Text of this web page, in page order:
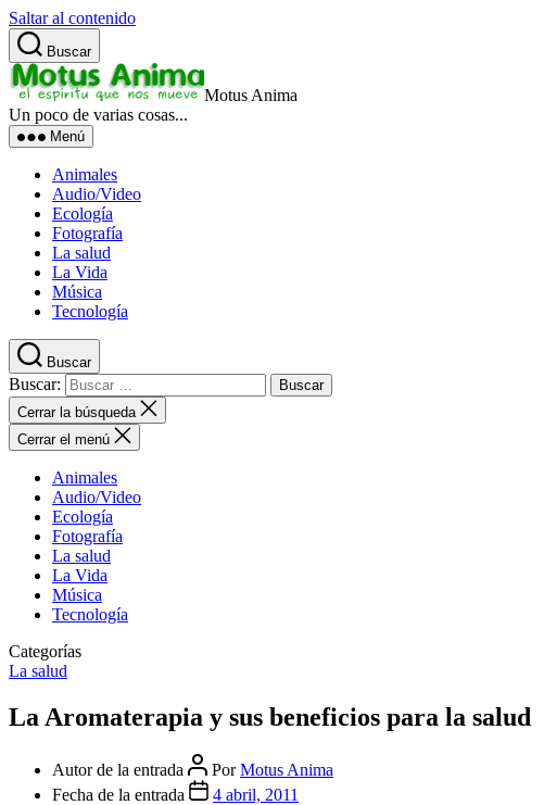
Saltar al contenido
Buscar
Motus Anima
Un poco de varias cosas...
Menú
Animales
Audio/Video
Ecología
Fotografía
La salud
La Vida
Música
Tecnología
Buscar
Buscar:
Cerrar la búsqueda
Cerrar el menú
Animales
Audio/Video
Ecología
Fotografía
La salud
La Vida
Música
Tecnología
Categorías
La salud
La Aromaterapia y sus beneficios para la salud
Autor de la entrada PorMotus Anima
Fecha de la entrada
4 abril, 2011